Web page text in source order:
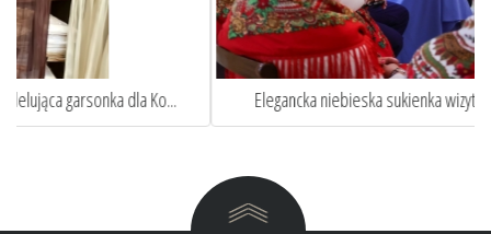
Elegancka niebieska sukienka wizytowa w stylu Pierwszej...